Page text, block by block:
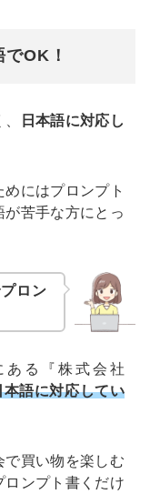
OK！
日本語に対応し
にはプロンプト
が苦手な方にとっ
ロン
る『株式会社
本語に対応してい
で買い物を楽しむ
ロンプト書くだけ